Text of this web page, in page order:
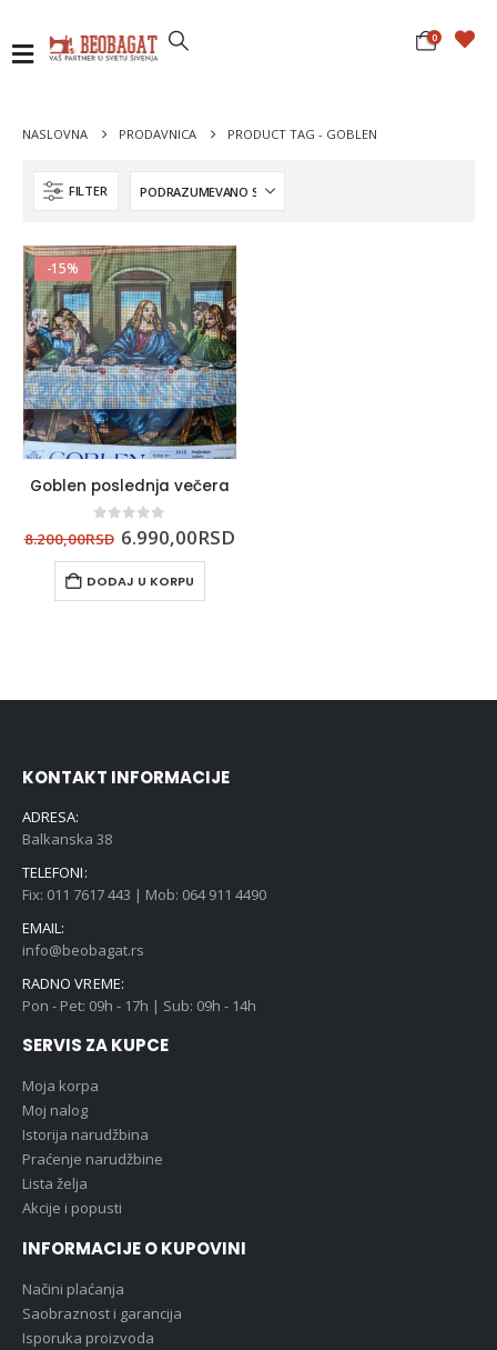
0
NASLOVNA PRODAVNICA PRODUCT TAG - GOBLEN
FILTER
-15%
Goblen poslednja večera
out of 5
8.200,00RSD 6.990,00RSD
DODAJ U KORPU
KONTAKT INFORMACIJE
ADRESA:
Balkanska 38
TELEFONI:
Fix: 011 7617 443 | Mob: 064 911 4490
EMAIL:
info@beobagat.rs
RADNO VREME:
Pon - Pet: 09h - 17h | Sub: 09h - 14h
SERVIS ZA KUPCE
Moja korpa
Moj nalog
Istorija narudžbina
Praćenje narudžbine
Lista želja
Akcije i popusti
INFORMACIJE O KUPOVINI
Načini plaćanja
Saobraznost i garancija
Isporuka proizvoda